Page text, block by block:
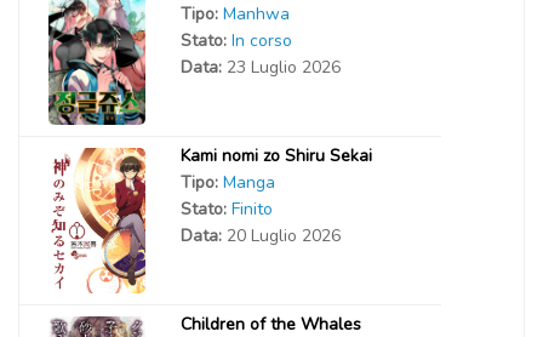
Tipo: Manhwa
Stato: In corso
Data: 23 Luglio 2026
Kami nomi zo Shiru Sekai
Tipo: Manga
Stato: Finito
Data: 20 Luglio 2026
Children of the Whales